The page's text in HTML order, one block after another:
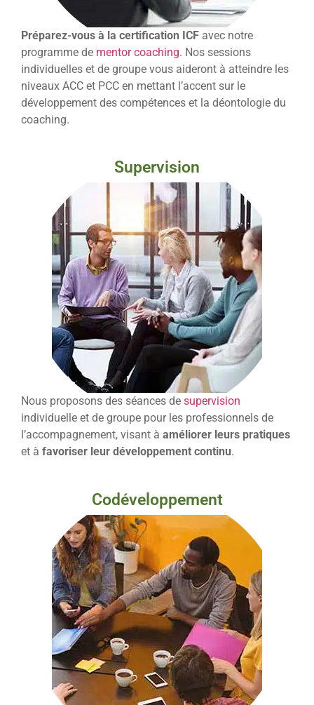
Préparez-vous à la certification ICF avec notre
programme de mentor coaching. Nos sessions
individuelles et de groupe vous aideront à atteindre les
niveaux ACC et PCC en mettant l’accent sur le
développement des compétences et la déontologie du
coaching.
Supervision
Nous proposons des séances de supervision
individuelle et de groupe pour les professionnels de
l’accompagnement, visant à améliorer leurs pratiques
et à favoriser leur développement continu.
Codéveloppement